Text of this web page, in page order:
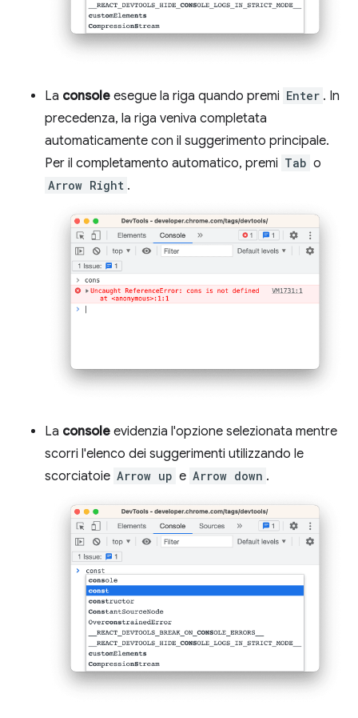
La console esegue la riga quando premi Enter . In
precedenza, la riga veniva completata
automaticamente con il suggerimento principale.
Per il completamento automatico, premi Tab o
Arrow Right .
La console evidenzia l'opzione selezionata mentre
scorri l'elenco dei suggerimenti utilizzando le
scorciatoie Arrow up e Arrow down .